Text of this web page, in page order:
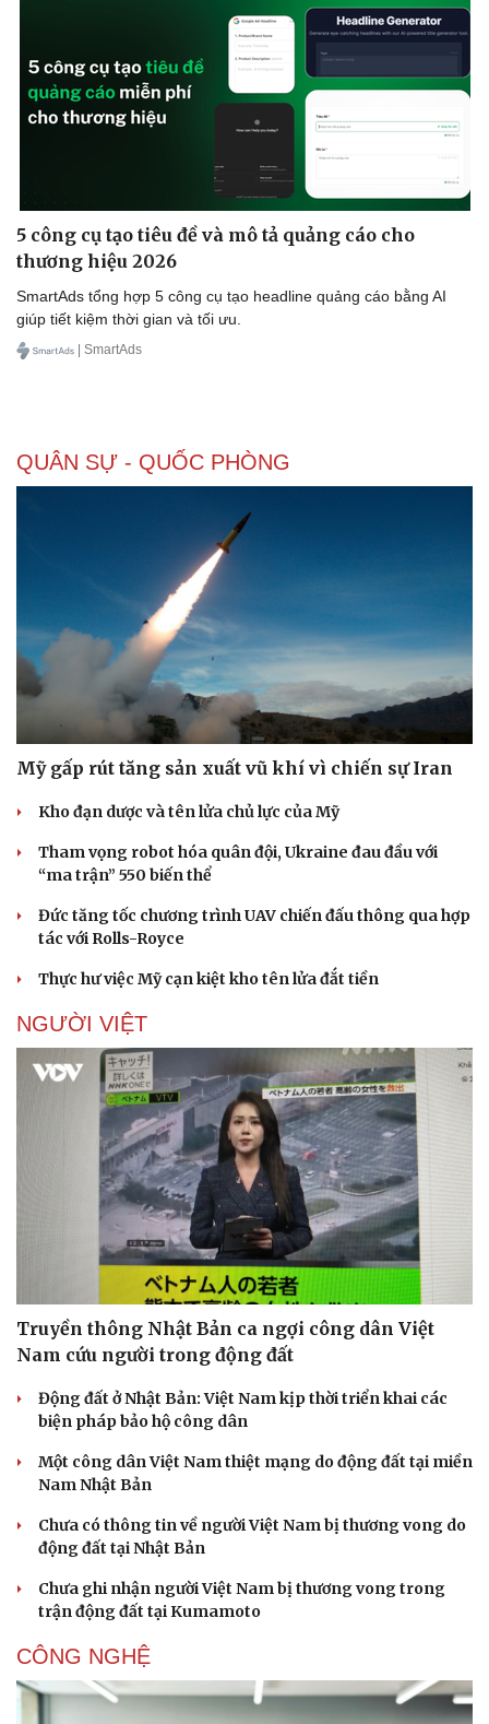
Doanh nghiệp
Thông tin doanh nghiệp
Vì cộng đồng
Công nghệ
Sành điệu
Tin Công nghệ
Trải nghiệm
Chuyển đổi số
Dinh dưỡng - món ngon
Cây thuốc
Sản phụ khoa
Blog
Tình yêu - Gia đình
5 công cụ tạo tiêu đề và mô tả quảng cáo cho
thương hiệu 2026
SmartAds tổng hợp 5 công cụ tạo headline quảng cáo bằng AI
giúp tiết kiệm thời gian và tối ưu.
| SmartAds
QUÂN SỰ - QUỐC PHÒNG
Mỹ gấp rút tăng sản xuất vũ khí vì chiến sự Iran
Kho đạn dược và tên lửa chủ lực của Mỹ
Tham vọng robot hóa quân đội, Ukraine đau đầu với
“ma trận” 550 biến thể
Đức tăng tốc chương trình UAV chiến đấu thông qua hợp
tác với Rolls-Royce
Thực hư việc Mỹ cạn kiệt kho tên lửa đắt tiền
NGƯỜI VIỆT
Truyền thông Nhật Bản ca ngợi công dân Việt
Nam cứu người trong động đất
Động đất ở Nhật Bản: Việt Nam kịp thời triển khai các
biện pháp bảo hộ công dân
Một công dân Việt Nam thiệt mạng do động đất tại miền
Nam Nhật Bản
Chưa có thông tin về người Việt Nam bị thương vong do
động đất tại Nhật Bản
Chưa ghi nhận người Việt Nam bị thương vong trong
trận động đất tại Kumamoto
CÔNG NGHỆ